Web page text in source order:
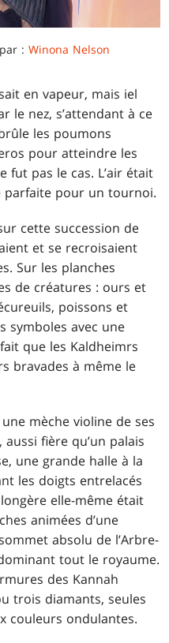
: Winona Nelson
en vapeur, mais iel
le nez, s’attendant à ce
les poumons
pour atteindre les
fut pas le cas. L’air était
parfaite pour un tournoi.
cette succession de
et se recroisaient
Sur les planches
de créatures : ours et
poissons et
symboles avec une
que les Kaldheimrs
bravades à même le
mèche violine de ses
fière qu’un palais
une grande halle à la
les doigts entrelacés
elle-même était
animées d’une
absolu de l’Arbre-
tout le royaume.
des Kannah
trois diamants, seules
couleurs ondulantes.